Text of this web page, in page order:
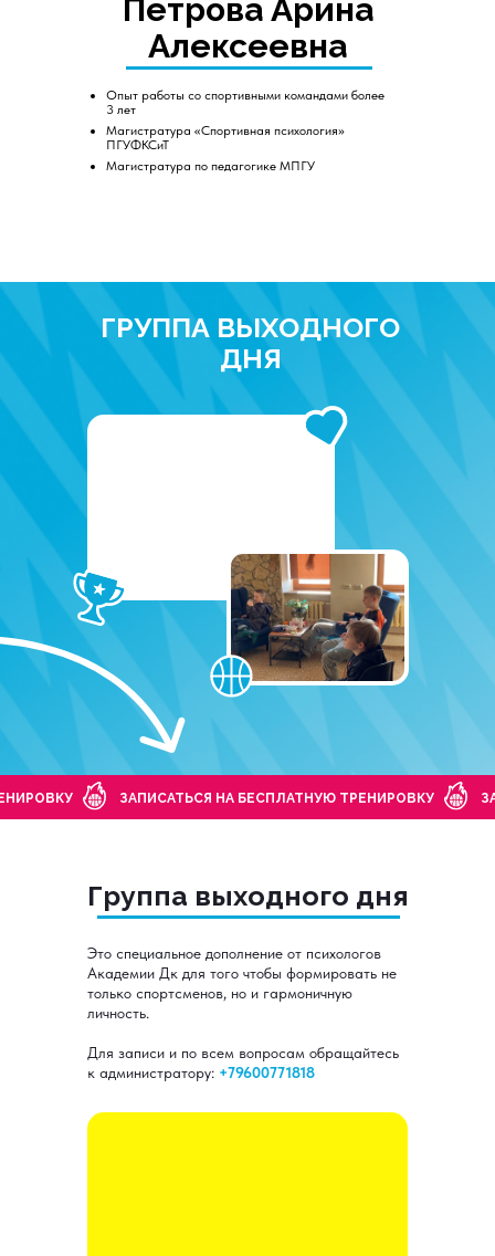
Петрова Арина
Алексеевна
Магистратура по педагогике МПГУ
Магистратура «Спортивная психология»
ПГУФКСиТ
Опыт работы со спортивными командами более
3 лет
ГРУППА ВЫХОДНОГО
ДНЯ
ЗАПИСАТЬСЯ НА БЕСПЛАТНУЮ ТРЕНИРОВКУ
Группа выходного дня
Это специальное дополнение от психологов
Академии Дк для того чтобы формировать не
только спортсменов, но и гармоничную
личность.
Для записи и по всем вопросам обращайтесь
к администратору: +79600771818